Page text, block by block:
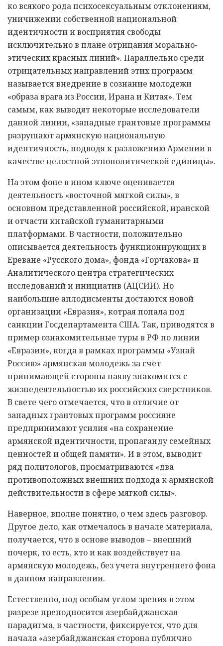
ко всякого рода психосексуальным отклонениям,
уничижении собственной национальной
идентичности и восприятия свободы
исключительно в плане отрицания морально-
этических красных линий». Параллельно среди
отрицательных направлений этих программ
называется внедрение в сознание молодежи
«образа врага из России, Ирана и Китая». Тем
самым, как выводят некоторые исследователи
данной линии, «западные грантовые программы
разрушают армянскую национальную
идентичность, подводя к разложению Армении в
качестве целостной этнополитической единицы».
На этом фоне в ином ключе оценивается
деятельность «восточной мягкой силы», в
основном представленной российской, иранской
и отчасти китайской гуманитарными
платформами. В частности, положительно
описывается деятельность функционирующих в
Ереване «Русского дома», фонда «Горчакова» и
Аналитического центра стратегических
исследований и инициатив (АЦСИИ). Но
наибольшие аплодисменты достаются новой
организации «Евразия», котрая попала под
санкции Госдепартамента США. Так, приводятся в
пример ознакомительные туры в РФ по линии
«Евразии», когда в рамках программы «Узнай
Россию» армянская молодежь за счет
принимающей стороны наяву знакомится с
жизнедеятельностью их российских сверстников.
В свете чего отмечается, что в отличие от
западных грантовых программ россияне
предпринимают усилия «на сохранение
армянской идентичности, пропаганду семейных
ценностей и общей памяти». И в этом, выводит
ряд политологов, просматриваются «два
противоположных внешних подхода к армянской
действительности в сфере мягкой силы».
Наверное, вполне понятно, о чем здесь разговор.
Другое дело, как отмечалось в начале материала,
получается, что в основе выводов – внешний
почерк, то есть, кто и как воздействует на
армянскую молодежь, без учета внутреннего фона
в данном направлении.
Естественно, под особым углом зрения в этом
разрезе преподносится азербайджанская
парадигма, в частности, фиксируется, что для
начала «азербайджанская сторона публично